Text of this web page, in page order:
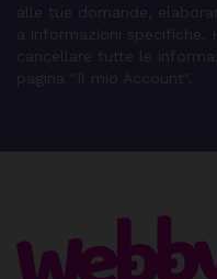
alle tue domande,
a informazioni specifiche.
cancellare tutte le
pagina "Il mio Account".